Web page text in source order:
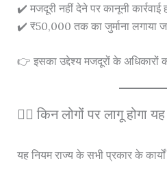
✔️ मजदूरी नहीं देने पर कानूनी कार्रवाई
✔️ ₹50,000 तक का जुर्माना लगाया
👉 इसका उद्देश्य मजदूरों के अधिकारों
👷‍♂️ किन लोगों पर लागू होगा
यह नियम राज्य के सभी प्रकार के कार्यों